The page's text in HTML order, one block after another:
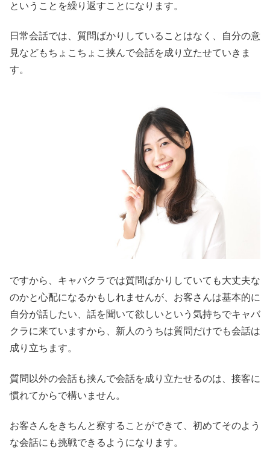
ということを繰り返すことになります。
日常会話では、質問ばかりしていることはなく、自分の意
見などもちょこちょこ挟んで会話を成り立たせていきま
す。
ですから、キャバクラでは質問ばかりしていても大丈夫な
のかと心配になるかもしれませんが、お客さんは基本的に
自分が話したい、話を聞いて欲しいという気持ちでキャバ
クラに来ていますから、新人のうちは質問だけでも会話は
成り立ちます。
質問以外の会話も挟んで会話を成り立たせるのは、接客に
慣れてからで構いません。
お客さんをきちんと察することができて、初めてそのよう
な会話にも挑戦できるようになります。